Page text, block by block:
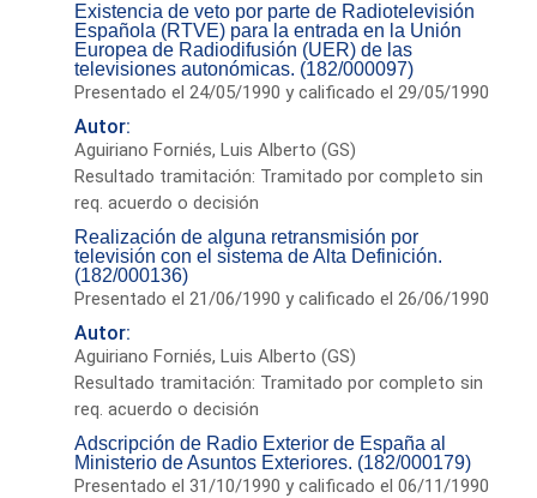
Existencia de veto por parte de Radiotelevisión
Española (RTVE) para la entrada en la Unión
Europea de Radiodifusión (UER) de las
televisiones autonómicas. (182/000097)
Presentado el 24/05/1990 y calificado el 29/05/1990
Autor:
Aguiriano Forniés, Luis Alberto (GS)
Resultado tramitación: Tramitado por completo sin
req. acuerdo o decisión
Realización de alguna retransmisión por
televisión con el sistema de Alta Definición.
(182/000136)
Presentado el 21/06/1990 y calificado el 26/06/1990
Autor:
Aguiriano Forniés, Luis Alberto (GS)
Resultado tramitación: Tramitado por completo sin
req. acuerdo o decisión
Adscripción de Radio Exterior de España al
Ministerio de Asuntos Exteriores. (182/000179)
Presentado el 31/10/1990 y calificado el 06/11/1990